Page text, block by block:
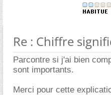
Re : Chiffre
Parcontre si j'ai bien
sont importants.
Merci pour cette